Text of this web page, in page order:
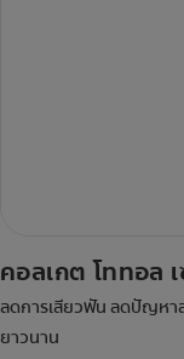
คอลเกต โททอล
ลดการเสียวฟัน ลดปัญหา
ยาวนาน